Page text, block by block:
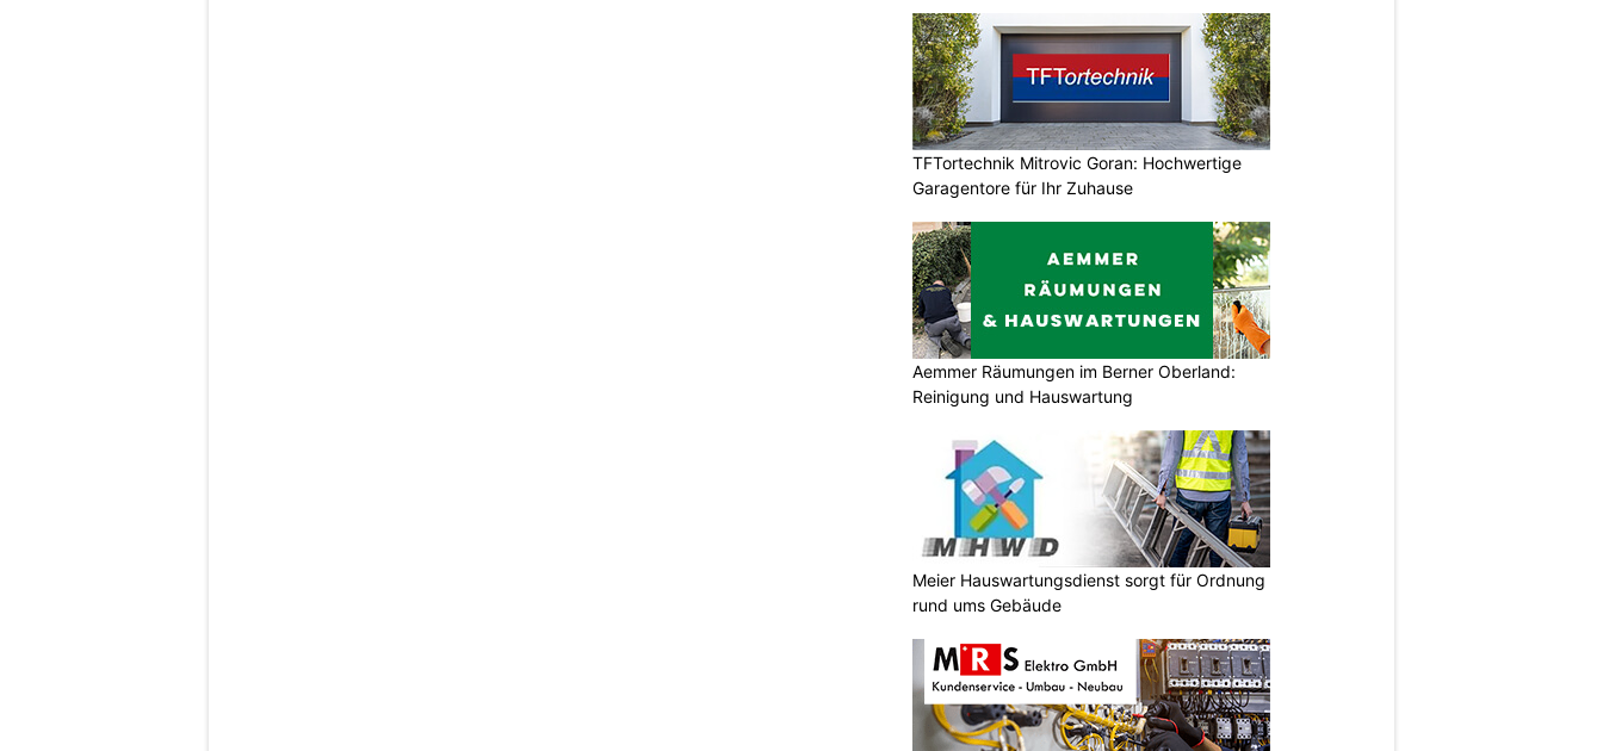
TFTortechnik Mitrovic Goran: Hochwertige
Garagentore für Ihr Zuhause
Aemmer Räumungen im Berner Oberland:
Reinigung und Hauswartung
Meier Hauswartungsdienst sorgt für Ordnung
rund ums Gebäude